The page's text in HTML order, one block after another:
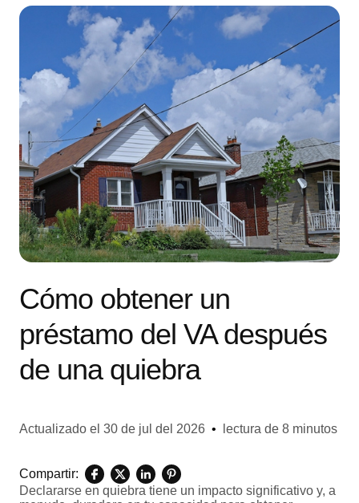
Cómo obtener un
préstamo del VA después
de una quiebra
Actualizado el 30 de jul del 2026 • lectura de 8 minutos
Compartir:
Declararse en quiebra tiene un impacto significativo y, a